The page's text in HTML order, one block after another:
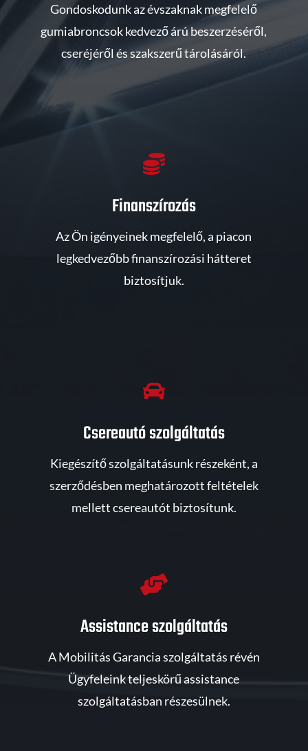
Gondoskodunk az évszaknak megfelelő
gumiabroncsok kedvező árú beszerzéséről,
cseréjéről és szakszerű tárolásáról.

Finanszírozás
Az Ön igényeinek megfelelő, a piacon
legkedvezőbb finanszírozási hátteret
biztosítjuk.

Csereautó szolgáltatás
Kiegészítő szolgáltatásunk részeként, a
szerződésben meghatározott feltételek
mellett csereautót biztosítunk.

Assistance szolgáltatás
A Mobilitás Garancia szolgáltatás révén
Ügyfeleink teljeskörű assistance
szolgáltatásban részesülnek.